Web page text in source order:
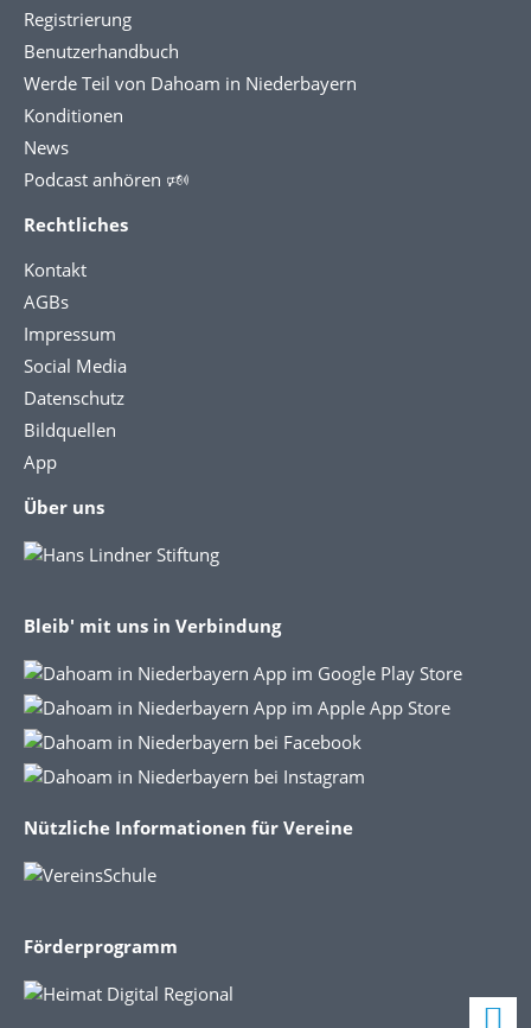
Registrierung
Benutzerhandbuch
Werde Teil von Dahoam in Niederbayern
Konditionen
News
Podcast anhören 🕬
Rechtliches
Kontakt
AGBs
Impressum
Social Media
Datenschutz
Bildquellen
App
Über uns
Bleib' mit uns in Verbindung
Nützliche Informationen für Vereine
Förderprogramm